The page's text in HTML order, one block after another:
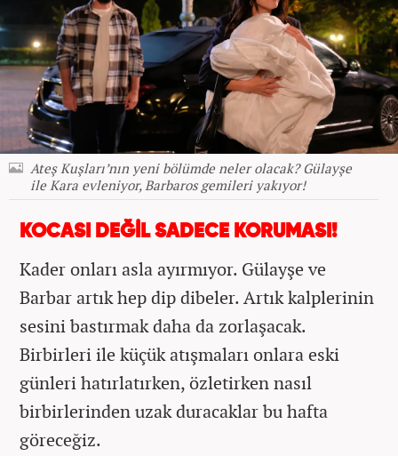
Ateş Kuşları’nın yeni bölümde neler olacak? Gülayşe
ile Kara evleniyor, Barbaros gemileri yakıyor!
KOCASI DEĞİL SADECE KORUMASI!
Kader onları asla ayırmıyor. Gülayşe ve
Barbar artık hep dip dibeler. Artık kalplerinin
sesini bastırmak daha da zorlaşacak.
Birbirleri ile küçük atışmaları onlara eski
günleri hatırlatırken, özletirken nasıl
birbirlerinden uzak duracaklar bu hafta
göreceğiz.